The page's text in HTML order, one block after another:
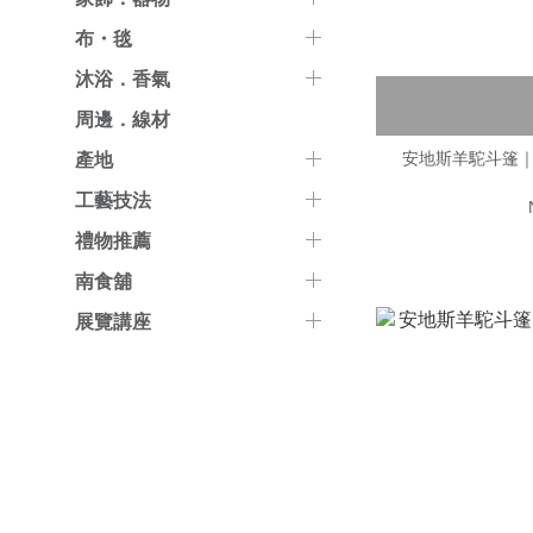
布・毯
沐浴．香氣
周邊．線材
產地
工藝技法
禮物推薦
南食舖
展覽講座
安地斯羊駝斗篷